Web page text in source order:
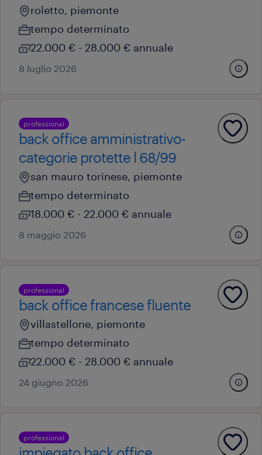
roletto, piemonte
tempo determinato
22.000 € - 28.000 € annuale
8 luglio 2026
professional
back office amministrativo-
categorie protette l 68/99
san mauro torinese, piemonte
tempo determinato
18.000 € - 22.000 € annuale
8 maggio 2026
professional
back office francese fluente
villastellone, piemonte
tempo determinato
22.000 € - 28.000 € annuale
24 giugno 2026
professional